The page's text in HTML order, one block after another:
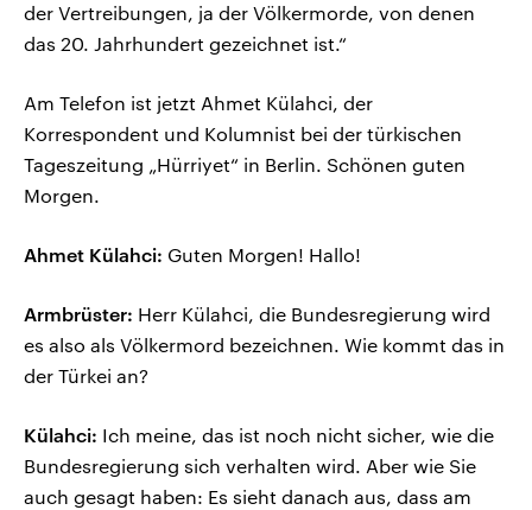
der Vertreibungen, ja der Völkermorde, von denen
das 20. Jahrhundert gezeichnet ist.“
Am Telefon ist jetzt Ahmet Külahci, der
Korrespondent und Kolumnist bei der türkischen
Tageszeitung „Hürriyet“ in Berlin. Schönen guten
Morgen.
Ahmet Külahci: Guten Morgen! Hallo!
Armbrüster: Herr Külahci, die Bundesregierung wird
es also als Völkermord bezeichnen. Wie kommt das in
der Türkei an?
Külahci: Ich meine, das ist noch nicht sicher, wie die
Bundesregierung sich verhalten wird. Aber wie Sie
auch gesagt haben: Es sieht danach aus, dass am